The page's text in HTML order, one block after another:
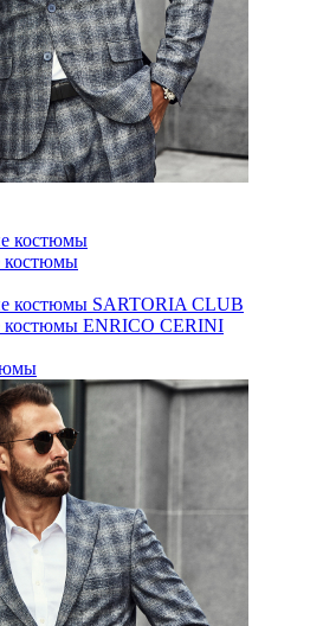
костюмы
костюмы
костюмы SARTORIA CLUB
костюмы ENRICO CERINI